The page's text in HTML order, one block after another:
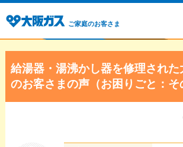
ご家庭のお客さま
給湯器・湯沸かし器を修理された
のお客さまの声（お困りごと：そ